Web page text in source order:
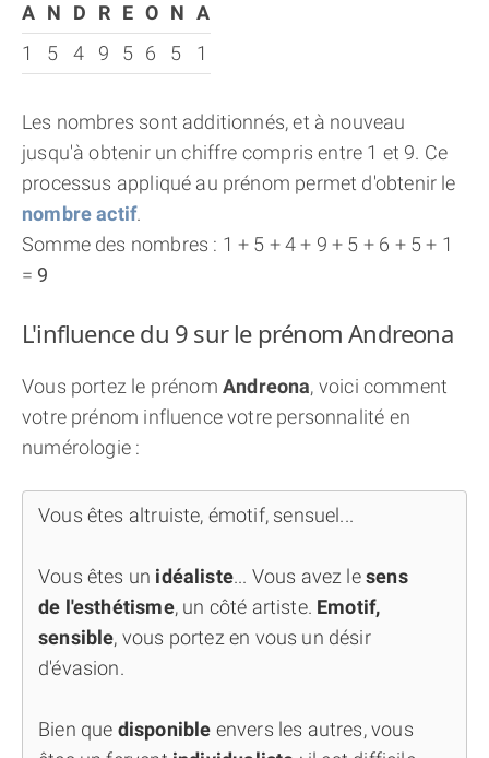
A N D R E O N A
1
5 4 9 5 6 5 1
Les nombres sont additionnés, et à nouveau
jusqu'à obtenir un chiffre compris entre 1 et 9. Ce
processus appliqué au prénom permet d'obtenir le
nombre actif.
Somme des nombres : 1 + 5 + 4 + 9 + 5 + 6 + 5 + 1
= 9
L'influence du 9 sur le prénom Andreona
Vous portez le prénom Andreona, voici comment
votre prénom influence votre personnalité en
numérologie :
Vous êtes altruiste, émotif, sensuel...
Vous êtes un idéaliste... Vous avez lesens
de l'esthétisme, un côté artiste. Emotif,
sensible, vous portez en vous un désir
d'évasion.
Bien que disponible envers les autres, vous